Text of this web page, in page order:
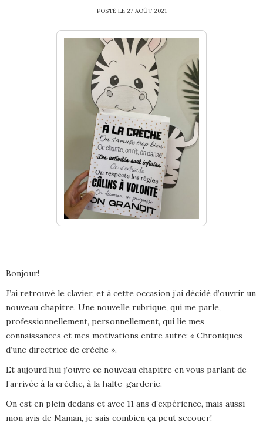
POSTÉ LE27 AOÛT 2021
Bonjour!
J’ai retrouvé le clavier, et à cette occasion j’ai décidé d’ouvrir un
nouveau chapitre. Une nouvelle rubrique, qui me parle,
professionnellement, personnellement, qui lie mes
connaissances et mes motivations entre autre: « Chroniques
d’une directrice de crèche ».
Et aujourd’hui j’ouvre ce nouveau chapitre en vous parlant de
l’arrivée à la crèche, à la halte-garderie.
On est en plein dedans et avec 11 ans d’expérience, mais aussi
mon avis de Maman, je sais combien ça peut secouer!